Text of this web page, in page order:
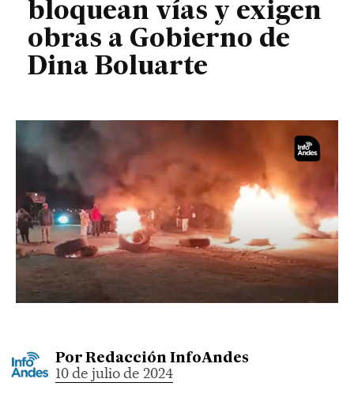
bloquean vías y exigen
obras a Gobierno de
Dina Boluarte
Por Redacción InfoAndes
10 de julio de 2024